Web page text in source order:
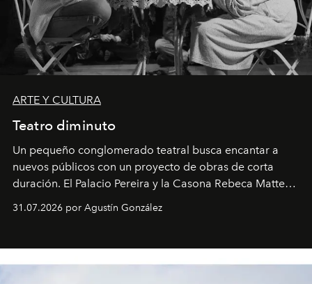
ARTE Y CULTURA
Teatro diminuto
Un pequeño conglomerado teatral busca encantar a
nuevos públicos con un proyecto de obras de corta
duración. El Palacio Pereira y la Casona Rebeca Matte
son algunos de los lugares que han albergado estas
miniobras. Sus puestas en escena son limpias; ponen el
31.07.2026 por Agustín González